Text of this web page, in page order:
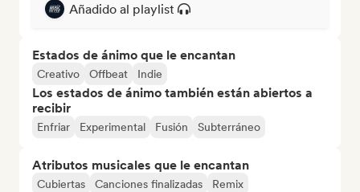
Añadido al playlist
Estados de ánimo que le encantan
Creativo Offbeat Indie
Los estados de ánimo también están abiertos a
recibir
Enfriar Experimental Fusión Subterráneo
Atributos musicales que le encantan
Cubiertas Canciones finalizadas Remix